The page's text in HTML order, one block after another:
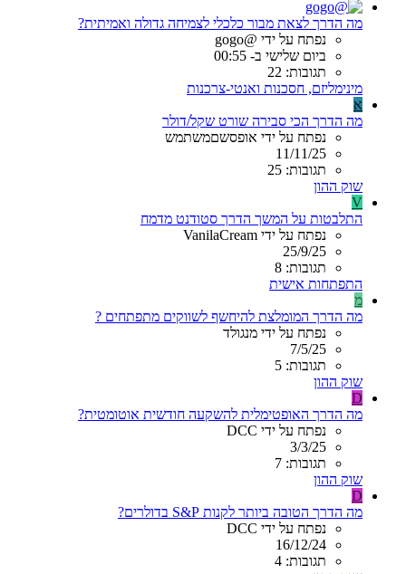
מה הדרך לצאת מבור כלכלי לצמיחה גדולה ואמיתית?
נפתח על ידי @gogo
ביום שלישי ב- 00:55
תגובות: 22
מינימליזם, חסכנות ואנטי-צרכנות
א
מה הדרך הכי סבירה שורט שקל/דולר
נפתח על ידי אופסשםמשתמש
11/11/25
תגובות: 25
שוק ההון
V
התלבטות על המשך הדרך סטודנט מדמח
נפתח על ידי VanilaCream
25/9/25
תגובות: 8
התפתחות אישית
מ
מה הדרך המומלצת להיחשף לשווקים מתפתחים ?
נפתח על ידי מנגולד
7/5/25
תגובות: 5
שוק ההון
D
מה הדרך האופטימלית להשקעה חודשית אוטומטית?
נפתח על ידי DCC
3/3/25
תגובות: 7
שוק ההון
D
מה הדרך הטובה ביותר לקנות S&P בדולרים?
נפתח על ידי DCC
16/12/24
תגובות: 4